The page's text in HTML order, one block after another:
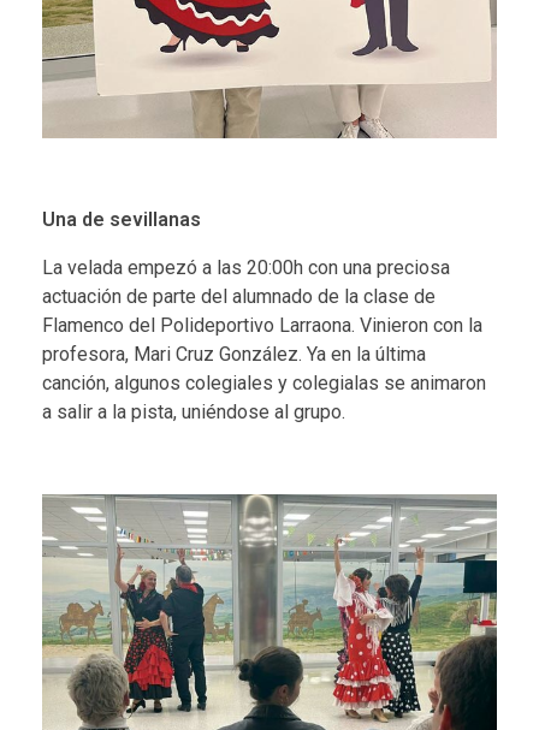
Una de sevillanas
La velada empezó a las 20:00h con una preciosa
actuación de parte del alumnado de la clase de
Flamenco del Polideportivo Larraona. Vinieron con la
profesora, Mari Cruz González. Ya en la última
canción, algunos colegiales y colegialas se animaron
a salir a la pista, uniéndose al grupo.